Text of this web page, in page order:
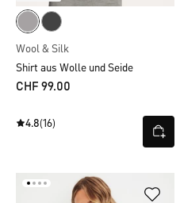
Wool & Silk
Shirt aus Wolle und Seide
CHF 99.00
4.8(16)